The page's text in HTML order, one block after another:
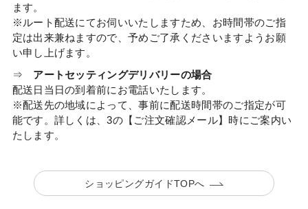
ます。
※ルート配送にてお伺いいたしますため、お時間帯のご指
定は出来兼ねますので、予めご了承くださいますようお願
い申し上げます。
⇒ アートセッティングデリバリーの場合
配送日当日の到着前にお電話いたします。
※配送先の地域によって、事前に配送時間帯のご指定が可
能です。詳しくは、3の【ご注文確認メール】時にご案内い
たします。
ショッピングガイドTOPへ